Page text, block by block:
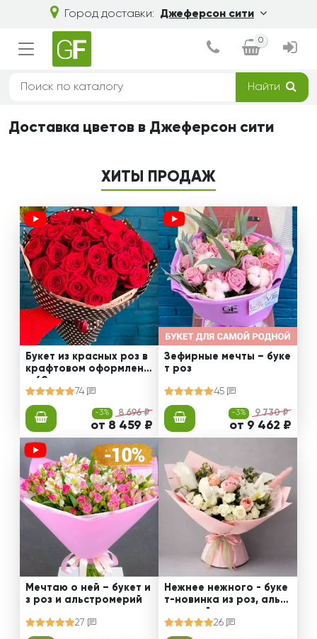
Город доставки: Джеферсон сити
0
Найти
Доставка цветов в Джеферсон сити
ХИТЫ ПРОДАЖ
Букет из красных роз в
крафтовом оформлени
и 60 см
74
-3% 8 696 ₽
от 8 459 ₽
Зефирные мечты – буке
т роз
45
-3% 9 730 ₽
от 9 462 ₽
Мечтаю о ней – букет и
з роз и альстромерий
27
Нежнее нежного - буке
т-новинка из роз, альст
ромерий и калл
26